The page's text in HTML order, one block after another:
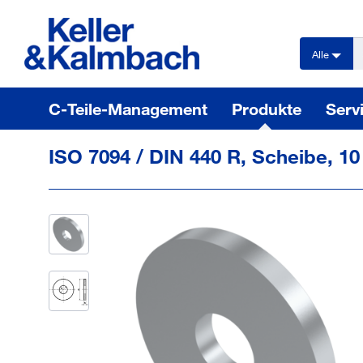
Alle
C-Teile-Management Produkte
ISO 7094 / DIN 440 R, Scheibe,